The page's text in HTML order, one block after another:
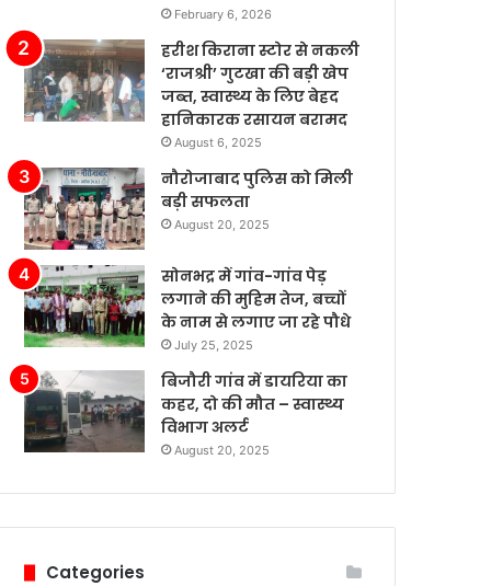
खर्च
कर
February 6, 2026
हरीश किराना स्टोर से नकली
‘राजश्री’ गुटखा की बड़ी खेप
जब्त, स्वास्थ्य के लिए बेहद
हानिकारक रसायन बरामद
August 6, 2025
नौरोजाबाद पुलिस को मिली
बड़ी सफलता
August 20, 2025
सोनभद्र में गांव-गांव पेड़
लगाने की मुहिम तेज, बच्चों
के नाम से लगाए जा रहे पौधे
July 25, 2025
बिजौरी गांव में डायरिया का
कहर, दो की मौत – स्वास्थ्य
विभाग अलर्ट
August 20, 2025
Categories